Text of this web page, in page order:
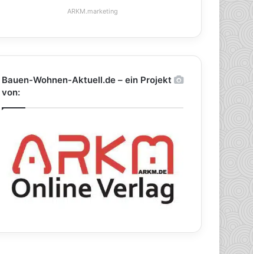
ARKM.marketing
Bauen-Wohnen-Aktuell.de – ein Projekt
von: